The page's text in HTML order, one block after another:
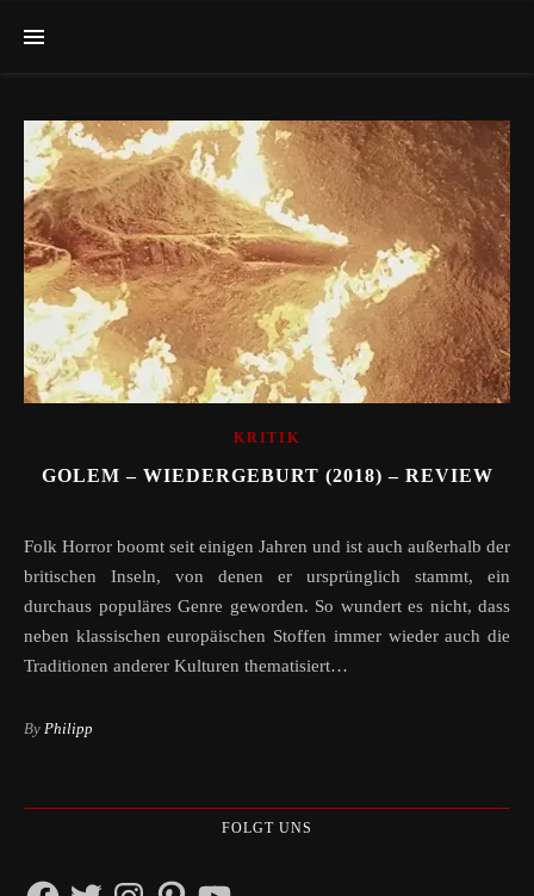
KRITIK
GOLEM – WIEDERGEBURT (2018) – REVIEW
Folk Horror boomt seit einigen Jahren und ist auch außerhalb der
britischen Inseln, von denen er ursprünglich stammt, ein
durchaus populäres Genre geworden. So wundert es nicht, dass
neben klassischen europäischen Stoffen immer wieder auch die
Traditionen anderer Kulturen thematisiert…
By Philipp
FOLGT UNS
FacebookTwitterInstagramPinterestYouTube